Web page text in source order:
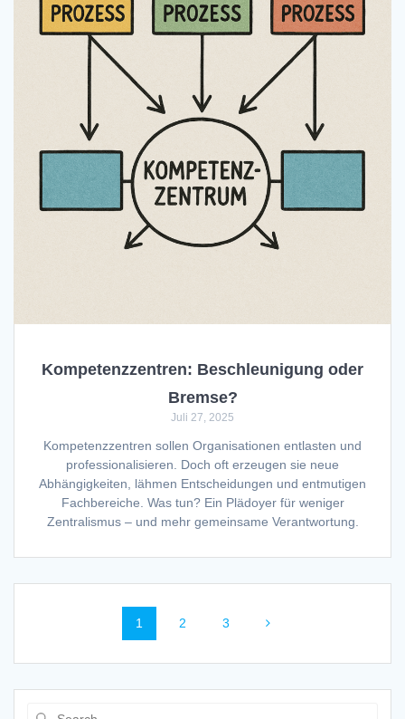
Kompetenzzentren: Beschleunigung oder
Bremse?
Juli 27, 2025
Kompetenzzentren sollen Organisationen entlasten und
professionalisieren. Doch oft erzeugen sie neue
Abhängigkeiten, lähmen Entscheidungen und entmutigen
Fachbereiche. Was tun? Ein Plädoyer für weniger
Zentralismus – und mehr gemeinsame Verantwortung.
navigation
Page
1 Page
2 Page
3